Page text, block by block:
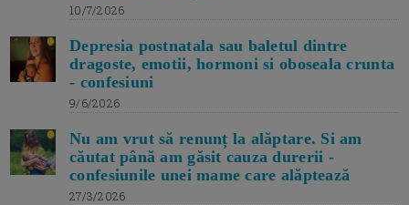
10/7/2026
Depresia postnatala sau baletul dintre
dragoste, emotii, hormoni si oboseala crunta
- confesiuni
9/6/2026
Nu am vrut să renunț la alăptare. Si am
căutat până am găsit cauza durerii -
confesiunile unei mame care alăptează
27/3/2026